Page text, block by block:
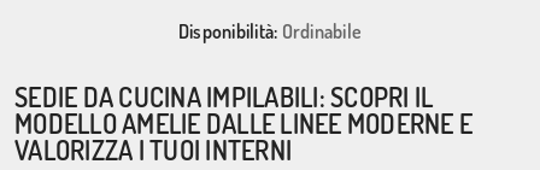
Disponibilità: Ordinabile
SEDIE DA CUCINA IMPILABILI: SCOPRI IL
MODELLO AMELIE DALLE LINEE MODERNE E
VALORIZZA I TUOI INTERNI